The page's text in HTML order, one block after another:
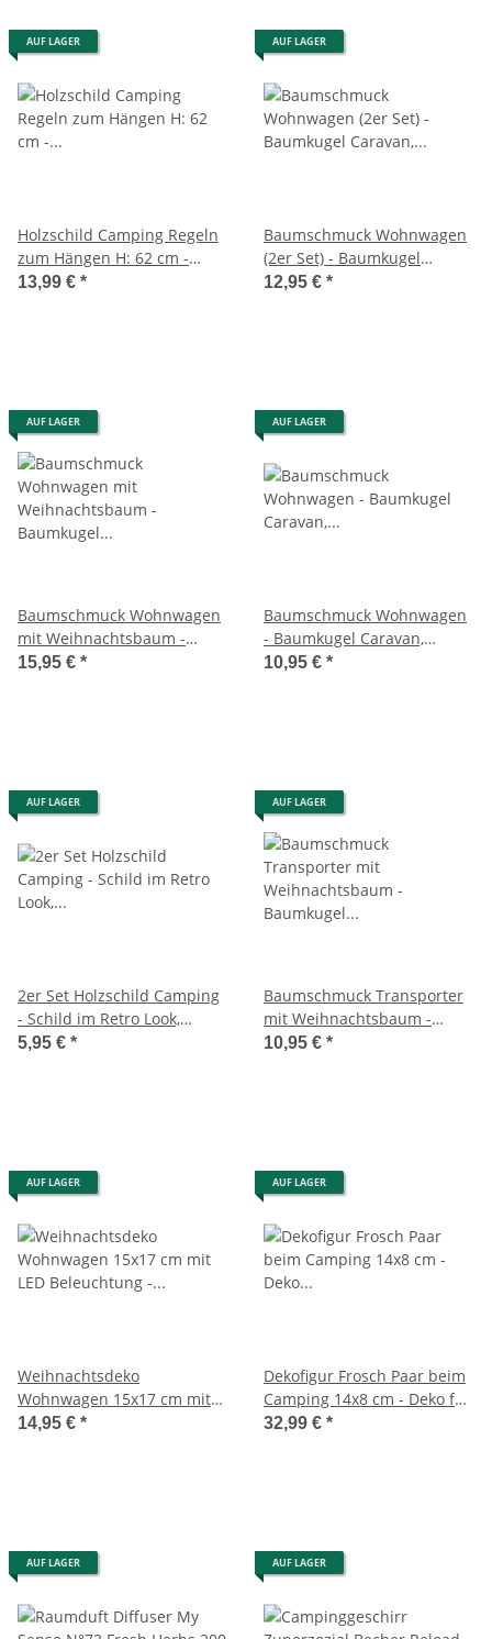
AUF LAGER
Holzschild Camping Regeln
zum Hängen H: 62 cm -
Schild im Retro Look,
13,99 € *
AUF LAGER
Baumschmuck Wohnwagen
(2er Set) - Baumkugel
Caravan, Camping
12,95 € *
AUF LAGER
Baumschmuck Wohnwagen
mit Weihnachtsbaum -
Baumkugel Caravan,
15,95 € *
AUF LAGER
Baumschmuck Wohnwagen
- Baumkugel Caravan,
Weihnachtsdeko,
10,95 € *
AUF LAGER
2er Set Holzschild Camping
- Schild im Retro Look,
Türschild, Deko Wohnwagen
5,95 € *
AUF LAGER
Baumschmuck Transporter
mit Weihnachtsbaum -
Baumkugel Camper Van,
10,95 € *
AUF LAGER
Weihnachtsdeko
Wohnwagen 15x17 cm mit
LED Beleuchtung - Caravan
14,95 € *
AUF LAGER
Dekofigur Frosch Paar beim
Camping 14x8 cm - Deko für
Camper, Flower Power
32,99 € *
AUF LAGER AUF LAGER